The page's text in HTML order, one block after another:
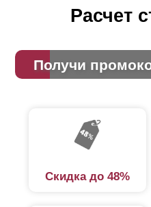
Расчет
Получи
Скидка до 48%